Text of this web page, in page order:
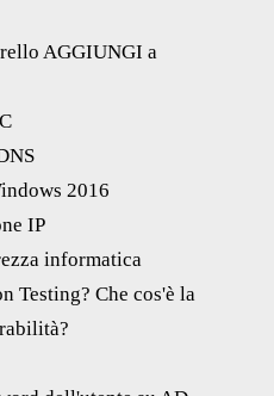
AGGIUNGI a
2016
IP
informatica
Testing? Che cos'è la